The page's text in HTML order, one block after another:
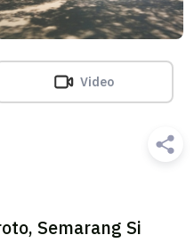
Video
Semarang Si